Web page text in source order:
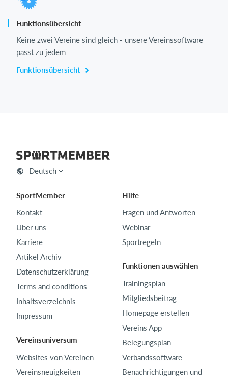
Funktionsübersicht
Keine zwei Vereine sind gleich - unsere Vereinssoftware
passt zu jedem
Funktionsübersicht
Deutsch
SportMember
Kontakt
Über uns
Karriere
Artikel Archiv
Datenschutzerklärung
Terms and conditions
Inhaltsverzeichnis
Impressum
Vereinsuniversum
Websites von Vereinen
Vereinsneuigkeiten
Hilfe
Fragen und Antworten
Webinar
Sportregeln
Funktionen auswählen
Trainingsplan
Mitgliedsbeitrag
Homepage erstellen
Vereins App
Belegungsplan
Verbandssoftware
Benachrichtigungen und